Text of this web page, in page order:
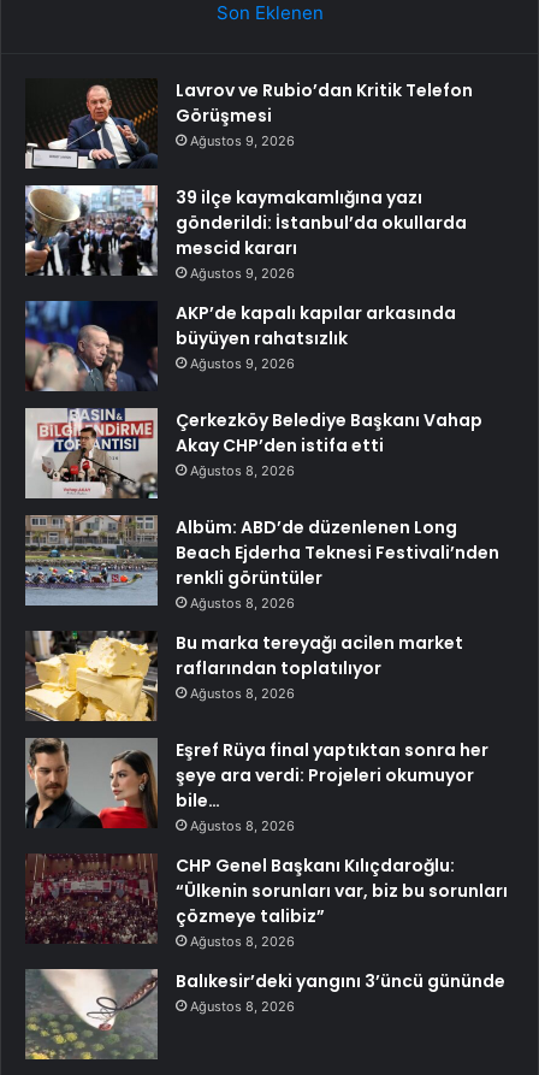
Son Eklenen
Lavrov ve Rubio’dan Kritik Telefon
Görüşmesi
Ağustos 9, 2026
39 ilçe kaymakamlığına yazı
gönderildi: İstanbul’da okullarda
mescid kararı
Ağustos 9, 2026
AKP’de kapalı kapılar arkasında
büyüyen rahatsızlık
Ağustos 9, 2026
Çerkezköy Belediye Başkanı Vahap
Akay CHP’den istifa etti
Ağustos 8, 2026
Albüm: ABD’de düzenlenen Long
Beach Ejderha Teknesi Festivali’nden
renkli görüntüler
Ağustos 8, 2026
Bu marka tereyağı acilen market
raflarından toplatılıyor
Ağustos 8, 2026
Eşref Rüya final yaptıktan sonra her
şeye ara verdi: Projeleri okumuyor
bile…
Ağustos 8, 2026
CHP Genel Başkanı Kılıçdaroğlu:
“Ülkenin sorunları var, biz bu sorunları
çözmeye talibiz”
Ağustos 8, 2026
Balıkesir’deki yangını 3’üncü gününde
Ağustos 8, 2026